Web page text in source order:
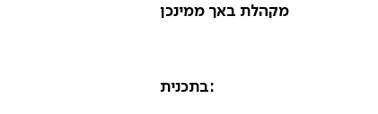
מקהלת באך ממינכן
בתכנית: